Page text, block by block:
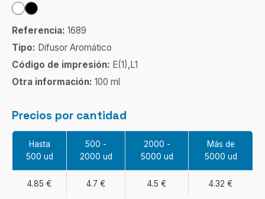
Referencia: 1689
Tipo: Difusor Aromático
Código de impresión: E(1),L1
Otra información: 100 ml
Precios por cantidad
Hasta
500 ud
500 -
2000 ud
2000 -
5000 ud
Más de
5000 ud
4.85 € 4.7 € 4.5 € 4.32 €